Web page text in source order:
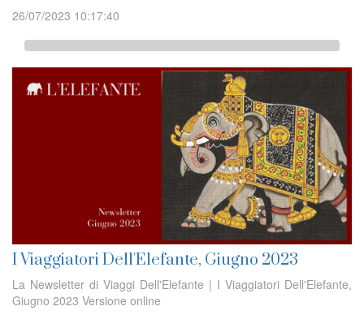
26/07/2023 10:17:40
I Viaggiatori Dell'Elefante, Giugno 2023
La Newsletter di Viaggi Dell'Elefante | I Viaggiatori Dell'Elefante,
Giugno 2023 Versione online